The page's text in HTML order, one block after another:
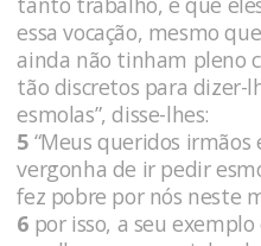
essa vocação, mesmo
ainda não tinham pleno
tão discretos para dizer-
esmolas”, disse-lhes:
5 “Meus queridos
vergonha de ir pedir
fez pobre por nós neste
6 por isso, a seu